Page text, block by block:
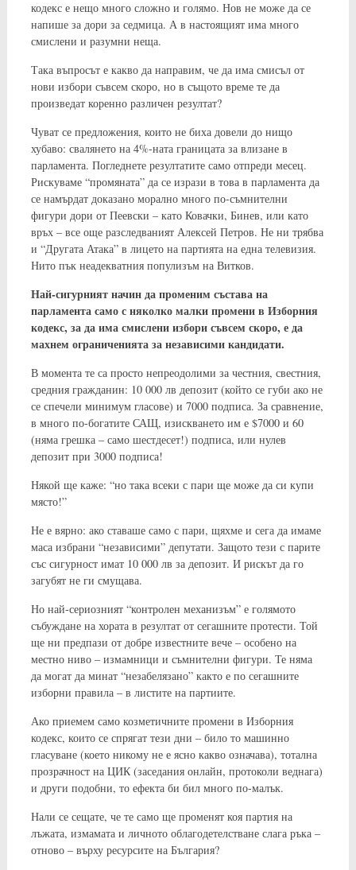
кодекс е нещо много сложно и голямо. Нов не може да се
напише за дори за седмица. А в настоящият има много
смислени и разумни неща.
Така въпросът е какво да направим, че да има смисъл от
нови избори съвсем скоро, но в същото време те да
произведат коренно различен резултат?
Чуват се предложения, които не биха довели до нищо
хубаво: свалянето на 4%-ната границата за влизане в
парламента. Погледнете резултатите само отпреди месец.
Рискуваме “промяната” да се изрази в това в парламента да
се намърдат доказано морално много по-съмнителни
фигури дори от Пеевски – като Ковачки, Бинев, или като
връх – все още разследваният Алексей Петров. Не ни трябва
и “Другата Атака” в лицето на партията на една телевизия.
Нито пък неадекватния популизъм на Витков.
Най-сигурният начин да променим състава на
парламента само с няколко малки промени в Изборния
кодекс, за да има смислени избори съвсем скоро, е да
махнем ограниченията за независими кандидати.
В момента те са просто непреодолими за честния, свестния,
средния гражданин: 10 000 лв депозит (който се губи ако не
се спечели минимум гласове) и 7000 подписа. За сравнение,
в много по-богатите САЩ, изискването им е $7000 и 60
(няма грешка – само шестдесет!) подписа, или нулев
депозит при 3000 подписа!
Някой ще каже: “но така всеки с пари ще може да си купи
място!”
Не е вярно: ако ставаше само с пари, щяхме и сега да имаме
маса избрани “независими” депутати. Защото тези с парите
със сигурност имат 10 000 лв за депозит. И рискът да го
загубят не ги смущава.
Но най-сериозният “контролен механизъм” е голямото
събуждане на хората в резултат от сегашните протести. Той
ще ни предпази от добре известните вече – особено на
местно ниво – измамници и съмнителни фигури. Те няма
да могат да минат “незабелязано” както е по сегашните
изборни правила – в листите на партиите.
Ако приемем само козметичните промени в Изборния
кодекс, които се спрягат тези дни – било то машинно
гласуване (което никому не е ясно какво означава), тотална
прозрачност на ЦИК (заседания онлайн, протоколи веднага)
и други подобни, то ефекта би бил много по-малък.
Нали се сещате, че те само ще променят коя партия на
лъжата, измамата и личното облагодетелстване слага ръка –
отново – върху ресурсите на България?